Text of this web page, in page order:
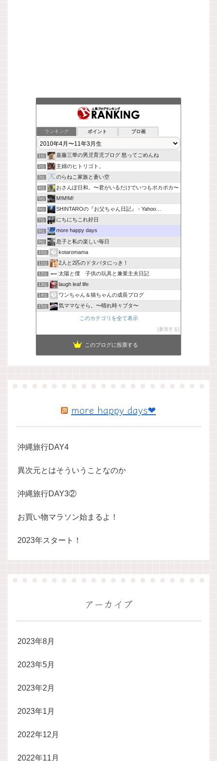
ランキング ポイント ブロ画
1位 嘉藤三華の男児育児ブログ 怒ってごめんね
2位 主婦のヒトリゴト。
3位 のらねこ家族と蒼い空
4位 おさんぽ日和。〜君がいるだけでいつもポカポカ〜
5位 M!M!M!
6位 SHINTAROの『お父ちゃん日記』 - Yahoo…
7位 にちにちこれ好日
8位 more happy days
9位 息子と私の楽しい毎日
10位 kotaromama
11位 2人と2匹のドタバタにっき！
12位 太陽と僕 子供の玩具と兼業主夫日記
13位 laugh leaf life
14位 ワンちゃん＆猫ちゃんの成長ブログ
15位 気ママなそら。〜晴れ時々ブタ〜
このカテゴリを全て表示
参加する
このブログに投票する
more happy days❤
沖縄旅行DAY4
異次元とはそういうことなのか
沖縄旅行DAY3②
お買い物マラソン始まるよ！
2023年スタート！
アーカイブ
2023年8月
2023年5月
2023年2月
2023年1月
2022年12月
2022年11月